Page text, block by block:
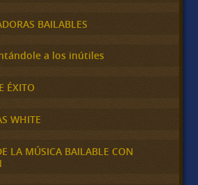
BAILABLES
a los inútiles
ÉXITO
WHITE
LA MÚSICA BAILABLE CON